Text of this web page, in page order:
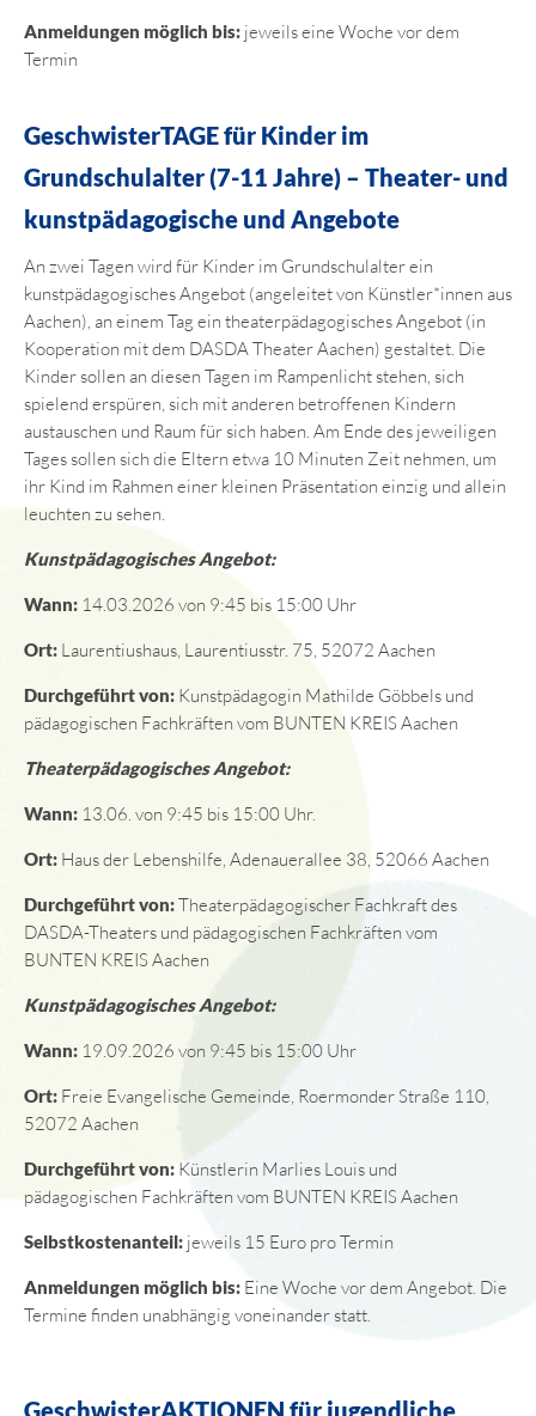
Anmeldungen möglich bis: jeweils eine Woche vor dem
Termin
GeschwisterTAGE für Kinder im
Grundschulalter (7-11 Jahre) – Theater- und
kunstpädagogische und Angebote
An zwei Tagen wird für Kinder im Grundschulalter ein
kunstpädagogisches Angebot (angeleitet von Künstler*innen aus
Aachen), an einem Tag ein theaterpädagogisches Angebot (in
Kooperation mit dem DASDA Theater Aachen) gestaltet. Die
Kinder sollen an diesen Tagen im Rampenlicht stehen, sich
spielend erspüren, sich mit anderen betroffenen Kindern
austauschen und Raum für sich haben. Am Ende des jeweiligen
Tages sollen sich die Eltern etwa 10 Minuten Zeit nehmen, um
ihr Kind im Rahmen einer kleinen Präsentation einzig und allein
leuchten zu sehen.
Kunstpädagogisches Angebot:
Wann: 14.03.2026 von 9:45 bis 15:00 Uhr
Ort: Laurentiushaus, Laurentiusstr. 75, 52072 Aachen
Durchgeführt von: Kunstpädagogin Mathilde Göbbels und
pädagogischen Fachkräften vom BUNTEN KREIS Aachen
Theaterpädagogisches Angebot:
Wann: 13.06. von 9:45 bis 15:00 Uhr.
Ort: Haus der Lebenshilfe, Adenauerallee 38, 52066 Aachen
Durchgeführt von:Theaterpädagogischer Fachkraft des
DASDA-Theaters und pädagogischen Fachkräften vom
BUNTEN KREIS Aachen
Kunstpädagogisches Angebot:
Wann: 19.09.2026 von 9:45 bis 15:00 Uhr
Ort: Freie Evangelische Gemeinde, Roermonder Straße 110,
52072 Aachen
Durchgeführt von: Künstlerin Marlies Louis und
pädagogischen Fachkräften vom BUNTEN KREIS Aachen
Selbstkostenanteil: jeweils 15 Euro pro Termin
Anmeldungen möglich bis: Eine Woche vor dem Angebot. Die
Termine finden unabhängig voneinander statt.